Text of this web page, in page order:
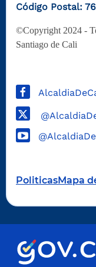
Código Postal:
©Copyright 2024 -
Santiago de Cali
PoliticasMapa